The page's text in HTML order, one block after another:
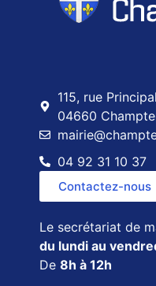
115, rue
04660
04 92 31 10 37
Contactez-nous
Le secrétariat de
du lundi au
De 8h à 12h